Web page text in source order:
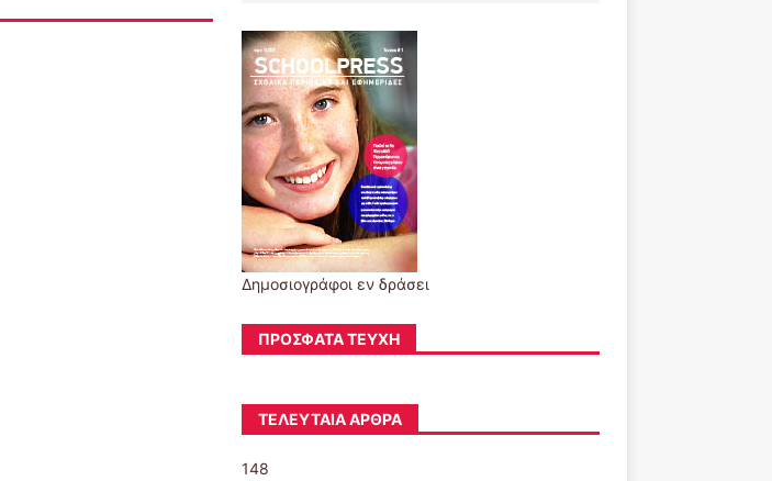
Δημοσιογράφοι εν δράσει
ΠΡΌΣΦΑΤΑ ΤΕΎΧΗ
ΤΕΛΕΥΤΑΊΑ ΆΡΘΡΑ
148